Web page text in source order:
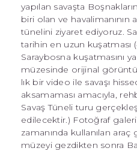
yapılan savaşta
biri olan ve havalimanının
tünelini ziyaret ediyoruz.
tarihin en uzun kuşatması
Saraybosna kuşatmasını
müzesinde orijinal
lık bir video ile savaşı
aksamaması amacıyla,
Savaş Tüneli turu
edilecektir.) Fotoğraf
zamanında kullanılan
müzeyi gezdikten sonra